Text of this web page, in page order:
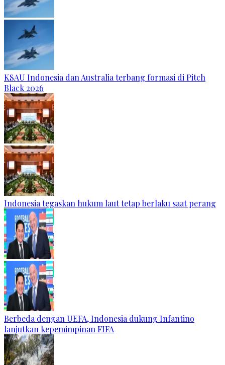
KSAU Indonesia dan Australia terbang formasi di Pitch
Black 2026
Indonesia tegaskan hukum laut tetap berlaku saat perang
Berbeda dengan UEFA, Indonesia dukung Infantino
lanjutkan kepemimpinan FIFA